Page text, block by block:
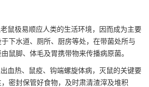
鼠极易顺应人类的生活环境，因而成为主要
下水道、厕所、厨房等处，在带菌处所与
鼠脚、体毛及胃携带物来传播病原菌。
血热、鼠疫、钩端螺旋体病，灭鼠的关键要
密封保管好食物，及时肃清渣滓及堆积